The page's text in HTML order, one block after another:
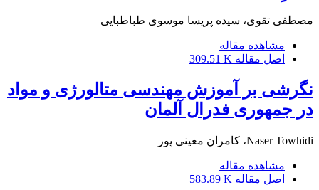
مصطفی تقوی، سیده پریسا موسوی طباطبایی
مشاهده مقاله
اصل مقاله 309.51 K
نگرشی بر آموزش مهندسی متالورژی و مواد
در جمهوری فدرال آلمان
Naser Towhidi، کامران معینی پور
مشاهده مقاله
اصل مقاله 583.89 K